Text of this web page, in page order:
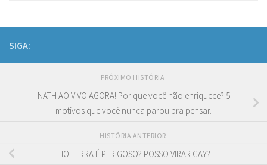
SIGA:
PRÓXIMO HISTÓRIA
NATH AO VIVO AGORA! Por que você não enriquece? 5
motivos que você nunca parou pra pensar.
HISTÓRIA ANTERIOR
FIO TERRA É PERIGOSO? POSSO VIRAR GAY?